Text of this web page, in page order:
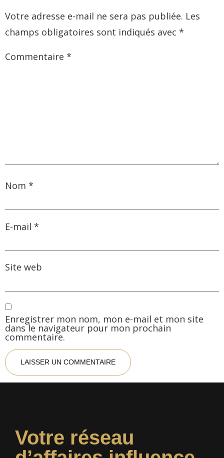
Votre adresse e-mail ne sera pas publiée. Les
champs obligatoires sont indiqués avec *
Commentaire *
Nom *
E-mail *
Site web
Enregistrer mon nom, mon e-mail et mon site
dans le navigateur pour mon prochain
commentaire.
Votre réseau